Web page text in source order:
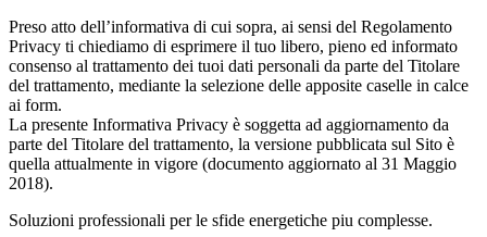
Preso atto dell’informativa di cui sopra, ai sensi del Regolamento
Privacy ti chiediamo di esprimere il tuo libero, pieno ed informato
consenso al trattamento dei tuoi dati personali da parte del Titolare
del trattamento, mediante la selezione delle apposite caselle in calce
ai form.
La presente Informativa Privacy è soggetta ad aggiornamento da
parte del Titolare del trattamento, la versione pubblicata sul Sito è
quella attualmente in vigore (documento aggiornato al 31 Maggio
2018).
Soluzioni professionali per le sfide energetiche piu complesse.